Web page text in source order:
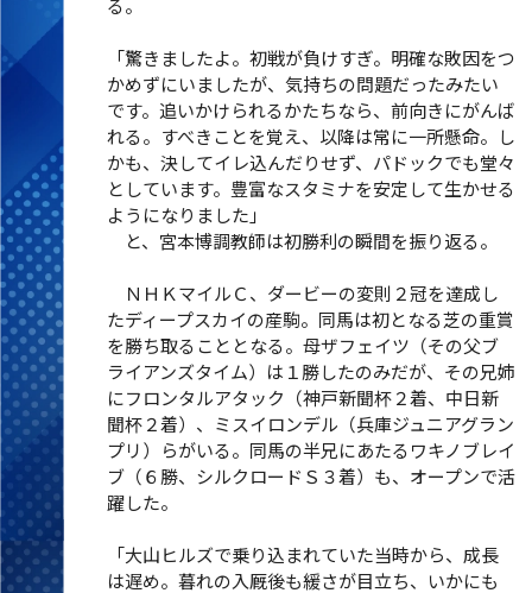
る。
「驚きましたよ。初戦が負けすぎ。明確な敗因をつ
かめずにいましたが、気持ちの問題だったみたい
です。追いかけられるかたちなら、前向きにがんば
れる。すべきことを覚え、以降は常に一所懸命。し
かも、決してイレ込んだりせず、パドックでも堂々
としています。豊富なスタミナを安定して生かせる
ようになりました」
と、宮本博調教師は初勝利の瞬間を振り返る。
ＮＨＫマイルＣ、ダービーの変則２冠を達成し
たディープスカイの産駒。同馬は初となる芝の重賞
を勝ち取ることとなる。母ザフェイツ（その父ブ
ライアンズタイム）は１勝したのみだが、その兄姉
にフロンタルアタック（神戸新聞杯２着、中日新
聞杯２着）、ミスイロンデル（兵庫ジュニアグラン
プリ）らがいる。同馬の半兄にあたるワキノブレイ
ブ（６勝、シルクロードＳ３着）も、オープンで活
躍した。
「大山ヒルズで乗り込まれていた当時から、成長
は遅め。暮れの入厩後も緩さが目立ち、いかにも